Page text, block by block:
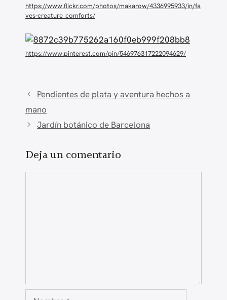
https://www.flickr.com/photos/makarow/4336995933/in/fa
ves-creature_comforts/
https://www.pinterest.com/pin/546976317222094629/
Pendientes de plata y aventura hechos a
mano
Jardín botánico de Barcelona
Deja un comentario